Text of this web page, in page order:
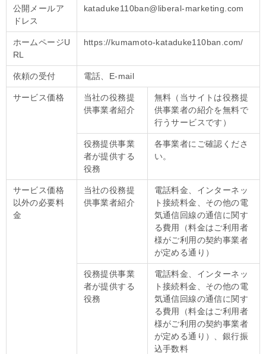
公開メールア
ドレス
kataduke110ban@liberal-marketing.com
ホームページU
RL
https://kumamoto-kataduke110ban.com/
依頼の受付 電話、E-mail
サービス価格
当社の役務提
供事業者紹介
無料（当サイトは役務提
供事業者の紹介を無料で
行うサービスです）
役務提供事業
者が提供する
役務
各事業者にご確認くださ
い。
サービス価格
以外の必要料
金
当社の役務提
供事業者紹介
電話料金、インターネッ
ト接続料金、その他の電
気通信回線の通信に関す
る費用（料金はご利用者
様がご利用の契約事業者
が定める通り）
役務提供事業
者が提供する
役務
電話料金、インターネッ
ト接続料金、その他の電
気通信回線の通信に関す
る費用（料金はご利用者
様がご利用の契約事業者
が定める通り）、銀行振
込手数料